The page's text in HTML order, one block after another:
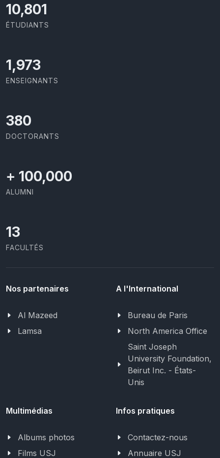
11,418
ÉTUDIANTS
2,086
ENSEIGNANTS
403
DOCTORANTS
+ 100,000
ALUMNI
13
FACULTÉS
Nos partenaires
Al Mazeed
Lamsa
A l'International
Bureau de Paris
North America Office
Saint Joseph
University Foundation,
Beirut Inc. - États-
Unis
Multimédias
Albums photos
Films USJ
Infos pratiques
Contactez-nous
Annuaire USJ